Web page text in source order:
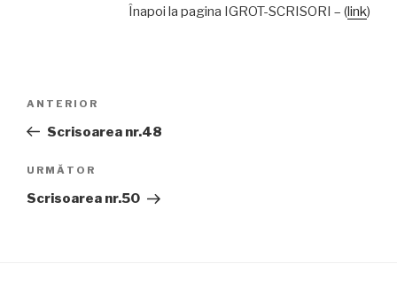
Înapoi la pagina IGROT-SCRISORI – (link)
articole
Articolul
anterior
ANTERIOR
Scrisoarea nr.48
Articolul
următor
URMĂTOR
Scrisoarea nr.50